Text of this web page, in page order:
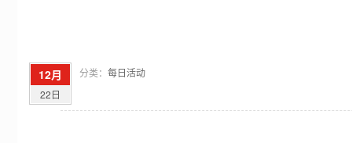
12月
22日
分类： 每日活动